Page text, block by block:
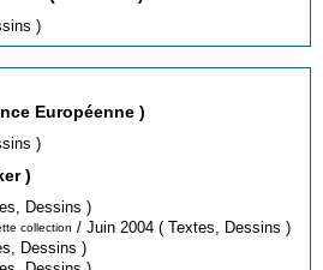
( Dessins )
Européenne )
( Dessins )
)
( Textes, Dessins )
collection
/ Juin 2004 ( Textes, Dessins )
( Textes, Dessins )